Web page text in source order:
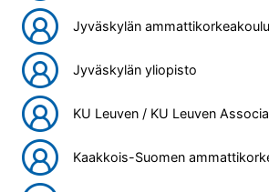
Jyväskylän ammattikorkeakoulu
Jyväskylän yliopisto
KU Leuven / KU Leuven
Kaakkois-Suomen